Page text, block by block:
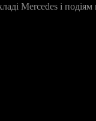
Mercedes і